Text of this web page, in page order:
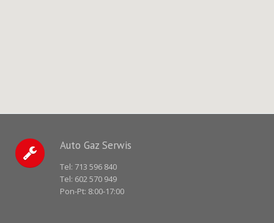
Auto Gaz Serwis
Tel: 713 596 840
Tel: 602 570 949
Pon-Pt: 8:00-17:00